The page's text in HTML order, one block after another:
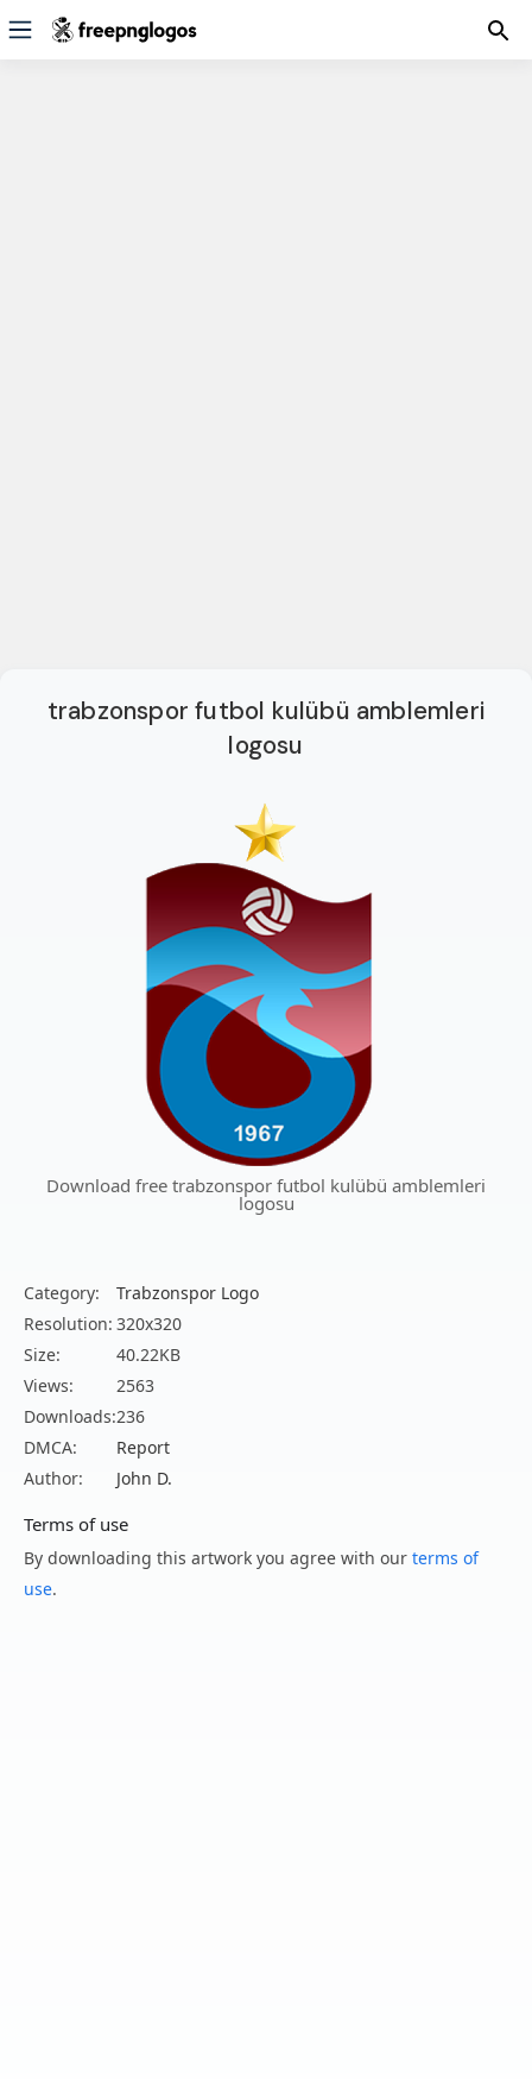
trabzonspor futbol kulübü amblemleri
logosu
Download free trabzonspor futbol kulübü amblemleri
logosu
Category:
Trabzonspor Logo
Resolution: 320x320
Size:
40.22KB
Views:
2563
Downloads:236
DMCA:
Report
Author:
John D.
Terms of use
By downloading this artwork you agree with our terms of
use.